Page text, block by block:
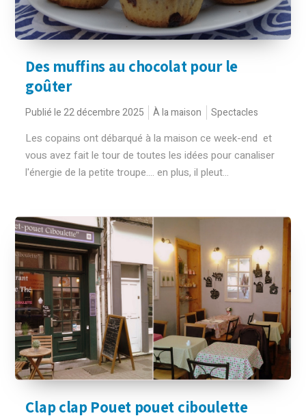
Des muffins au chocolat pour le
goûter
Publié le 22 décembre 2025 À la maison Spectacles
Les copains ont débarqué à la maison ce week-end et
vous avez fait le tour de toutes les idées pour canaliser
l'énergie de la petite troupe.... en plus, il pleut...
Clap clap Pouet pouet ciboulette